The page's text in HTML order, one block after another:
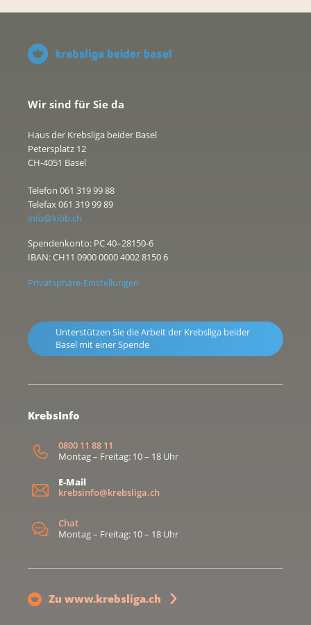
Wir sind für Sie da
Haus der Krebsliga beider Basel
Petersplatz 12
CH-4051 Basel
Telefon 061 319 99 88
Telefax 061 319 99 89
info@klbb.ch
Spendenkonto: PC 40–28150-6
IBAN: CH11 0900 0000 4002 8150 6
Privatsphäre-Einstellungen
Unterstützen Sie die Arbeit der Krebsliga beider
Basel mit einer Spende
KrebsInfo
0800 11 88 11
Montag – Freitag: 10 – 18 Uhr
E-Mail
krebsinfo@krebsliga.ch
Chat
Montag – Freitag: 10 – 18 Uhr
Zu www.krebsliga.ch